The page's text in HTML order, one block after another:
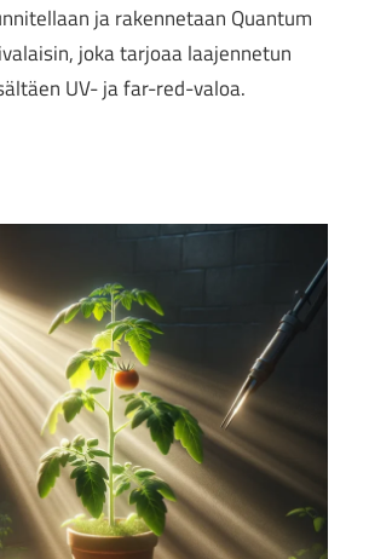
ja rakennetaan Quantum
joka tarjoaa laajennetun
UV- ja far-red-valoa.